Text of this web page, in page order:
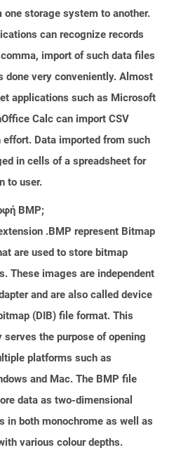
one storage system to another.
can recognize records
import of such data files
done very conveniently. Almost
applications such as Microsoft
Calc can import CSV
Data imported from such
in cells of a spreadsheet for
to user.
BMP;
.BMP represent Bitmap
are used to store bitmap
These images are independent
and are also called device
(DIB) file format. This
serves the purpose of opening
platforms such as
and Mac. The BMP file
data as two-dimensional
in both monochrome as well as
various colour depths.